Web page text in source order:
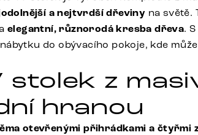
a nejtvrdší dřeviny na světě.
elegantní, různorodá kresba dřeva.
do obývacího pokoje, kde
stolek z
hranou
otevřenými přihrádkami a čtyřmi